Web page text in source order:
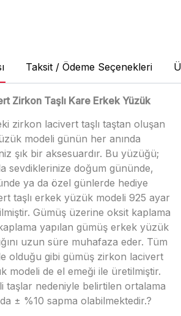
Taksit / Ödeme Seçenekleri
Zirkon Taşlı Kare Erkek Yüzük
zirkon lacivert taşlı taştan oluşan
modeli günün her anında
şık bir aksesuardır. Bu yüzüğü;
sevdiklerinize doğum gününde,
ya da özel günlerde hediye
taşlı erkek yüzük modeli 925 ayar
Gümüş üzerine oksit kaplama
kaplama yapılan gümüş erkek yüzük
uzun süre muhafaza eder. Tüm
olduğu gibi gümüş zirkon lacivert
modeli de el emeği ile üretilmiştir.
taşlar nedeniyle belirtilen ortalama
± %10 sapma olabilmektedir.?